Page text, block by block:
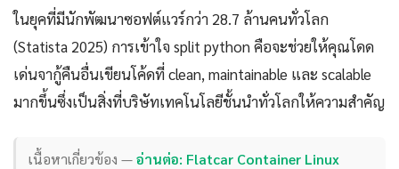
ในยุคที่มีนักพัฒนาซอฟต์แวร์กว่า 28.7 ล้านคนทั่วโลก
(Statista 2025) การเข้าใจ split python คือจะช่วยให้คุณโดด
เด่นจากู้คืนอื่นเขียนโค้ดที่ clean, maintainable และ scalable
มากขึ้นซึ่งเป็นสิ่งที่บริษัทเทคโนโลยีชั้นนำทั่วโลกให้ความสำคัญ
เนื้อหาเกี่ยวข้อง —อ่านต่อ: Flatcar Container Linux